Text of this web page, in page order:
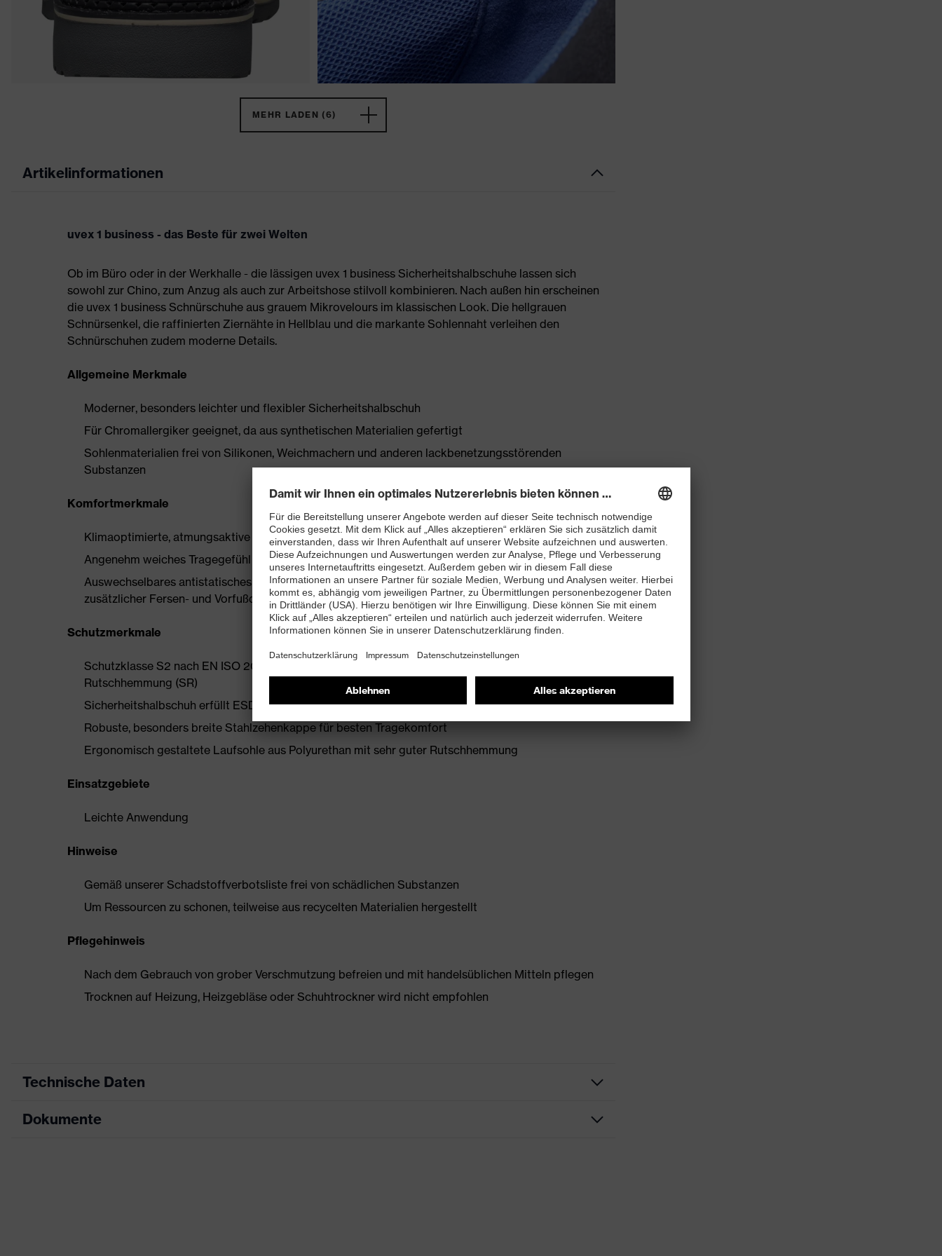
MEHR LADEN (6)
Artikelinformationen
uvex 1 business - das Beste für zwei Welten
Ob im Büro oder in der Werkhalle - die lässigen uvex 1 business Sicherheitshalbschuhe lassen sich
sowohl zur Chino, zum Anzug als auch zur Arbeitshose stilvoll kombinieren. Nach außen hin erscheinen
die uvex 1 business Schnürschuhe aus grauem Mikrovelours im klassischen Look. Die hellgrauen
Schnürsenkel, die raffinierten Ziernähte in Hellblau und die markante Sohlennaht verleihen den
Schnürschuhen zudem moderne Details.
Allgemeine Merkmale
Moderner, besonders leichter und flexibler Sicherheitshalbschuh
Für Chromallergiker geeignet, da aus synthetischen Materialien gefertigt
Sohlenmaterialien frei von Silikonen, Weichmachern und anderen lackbenetzungsstörenden
Substanzen
Komfortmerkmale
Klimaoptimierte, atmungsaktive Materialien
Angenehm weiches Tragegefühl ohne Druckstellen
Auswechselbares antistatisches Komfortfußbett mit Feuchtigkeitstransportsystem und
zusätzlicher Fersen- und Vorfußdämpfung
Schutzmerkmale
Schutzklasse S2 nach EN ISO 20345:2022 mit Zusatzkennzeichnung für sehr gute
Rutschhemmung (SR)
Sicherheitshalbschuh erfüllt ESD-Vorgaben mit Ableitwiderstand kleiner 100 Megaohm
Robuste, besonders breite Stahlzehenkappe für besten Tragekomfort
Ergonomisch gestaltete Laufsohle aus Polyurethan mit sehr guter Rutschhemmung
Einsatzgebiete
Leichte Anwendung
Hinweise
Gemäß unserer Schadstoffverbotsliste frei von schädlichen Substanzen
Um Ressourcen zu schonen, teilweise aus recycelten Materialien hergestellt
Pflegehinweis
Nach dem Gebrauch von grober Verschmutzung befreien und mit handelsüblichen Mitteln pflegen
Trocknen auf Heizung, Heizgebläse oder Schuhtrockner wird nicht empfohlen
Technische Daten
Produktart
Dokumente